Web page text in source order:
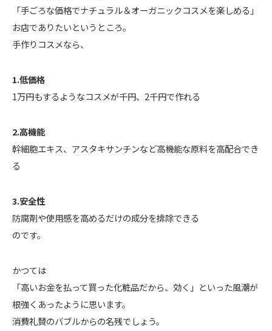
「手ごろな価格でナチュラル＆オーガニックコスメを楽しめる」
お店でありたいというところ。
手作りコスメなら、
1.低価格
1万円もするようなコスメが千円、2千円で作れる
2.高機能
幹細胞エキス、アスタキサンチンなど高機能な原料を高配合でき
る
3.安全性
防腐剤や使用感を高めるだけの成分を排除できる
のです。
かつては
「高いお金を払って買った化粧品だから、効く」といった風潮が
根強くあったように思います。
消費礼賛のバブルからの名残でしょう。